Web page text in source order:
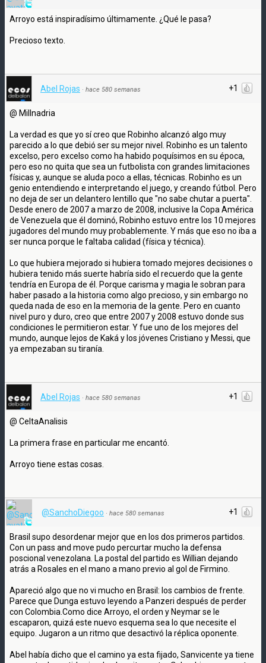
Arroyo está inspiradísimo últimamente. ¿Qué le pasa?
Precioso texto.
+1
Abel Rojas · hace 580 semanas
@ Millnadria
La verdad es que yo sí creo que Robinho alcanzó algo muy
parecido a lo que debió ser su mejor nivel. Robinho es un talento
excelso, pero excelso como ha habido poquísimos en su época,
pero eso no quita que sea un futbolista con grandes limitaciones
físicas y, aunque se aluda poco a ellas, técnicas. Robinho es un
genio entendiendo e interpretando el juego, y creando fútbol. Pero
no deja de ser un delantero lentillo que "no sabe chutar a puerta".
Desde enero de 2007 a marzo de 2008, inclusive la Copa América
de Venezuela que él dominó, Robinho estuvo entre los 10 mejores
jugadores del mundo muy probablemente. Y más que eso no iba a
ser nunca porque le faltaba calidad (física y técnica).
Lo que hubiera mejorado si hubiera tomado mejores decisiones o
hubiera tenido más suerte habría sido el recuerdo que la gente
tendría en Europa de él. Porque carisma y magia le sobran para
haber pasado a la historia como algo precioso, y sin embargo no
queda nada de eso en la memoria de la gente. Pero en cuanto
nivel puro y duro, creo que entre 2007 y 2008 estuvo donde sus
condiciones le permitieron estar. Y fue uno de los mejores del
mundo, aunque lejos de Kaká y los jóvenes Cristiano y Messi, que
ya empezaban su tiranía.
+1
Abel Rojas · hace 580 semanas
@ CeltaAnalisis
La primera frase en particular me encantó.
Arroyo tiene estas cosas.
+1
@SanchoDiegoo · hace 580 semanas
Brasil supo desordenar mejor que en los dos primeros partidos.
Con un pass and move pudo percurtar mucho la defensa
poscional venezolana. La postal del partido es Willian dejando
atrás a Rosales en el mano a mano previo al gol de Firmino.
Apareció algo que no vi mucho en Brasil: los cambios de frente.
Parece que Dunga estuvo leyendo a Panzeri después de perder
con Colombia.Como dice Arroyo, el orden y Neymar se le
escaparon, quizá este nuevo esquema sea lo que necesite el
equipo. Jugaron a un ritmo que desactivó la réplica oponente.
Abel había dicho que el camino ya esta fijado, Sanvicente ya tiene